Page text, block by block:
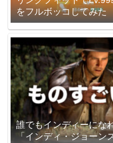
をフルボッコしてみた
誰でもインディーにな
「インディ・ジョー